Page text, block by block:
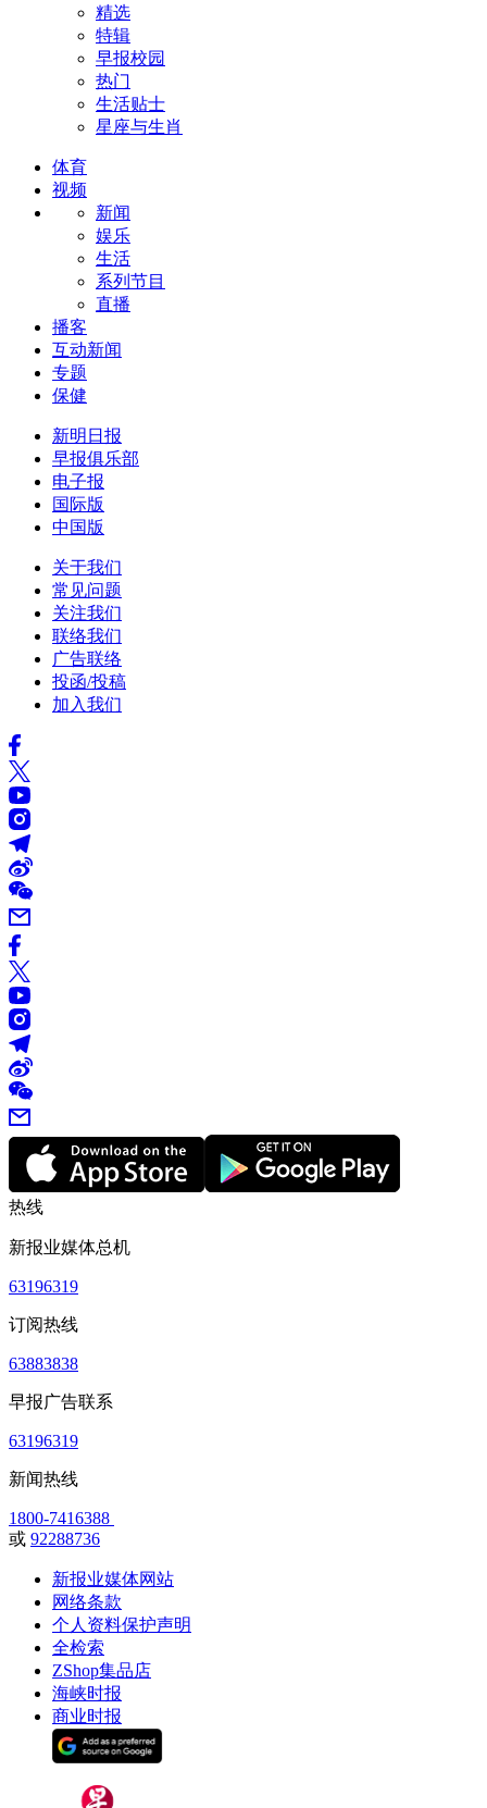
精选
特辑
早报校园
热门
生活贴士
星座与生肖
体育
视频
新闻
娱乐
生活
系列节目
直播
播客
互动新闻
专题
保健
新明日报
早报俱乐部
电子报
国际版
中国版
关于我们
常见问题
关注我们
联络我们
广告联络
投函/投稿
加入我们
热线
新报业媒体总机
63196319
订阅热线
63883838
早报广告联系
63196319
新闻热线
1800-7416388
或 92288736
新报业媒体网站
网络条款
个人资料保护声明
全检索
ZShop集品店
海峡时报
商业时报